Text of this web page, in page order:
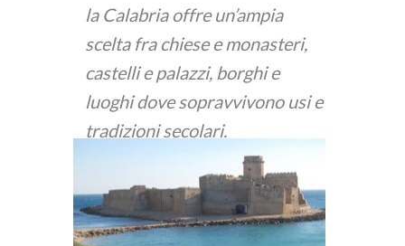
la Calabria offre un’ampia
scelta fra chiese e monasteri,
castelli e palazzi, borghi e
luoghi dove sopravvivono usi e
tradizioni secolari.